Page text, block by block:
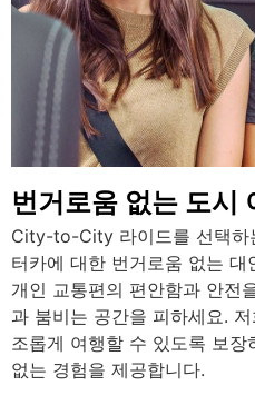
번거로움 없는 도시
City-to-City 라이드를 선택하
터카에 대한 번거로움 없는 대
개인 교통편의 편안함과 안전
과 붐비는 공간을 피하세요.
조롭게 여행할 수 있도록 보
없는 경험을 제공합니다.